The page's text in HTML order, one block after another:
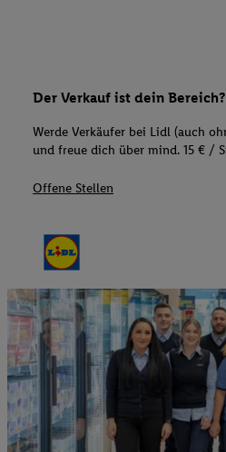
Der Verkauf ist dein Bereich?
Werde Verkäufer bei Lidl (auch
und freue dich über mind. 15 € /
Offene Stellen